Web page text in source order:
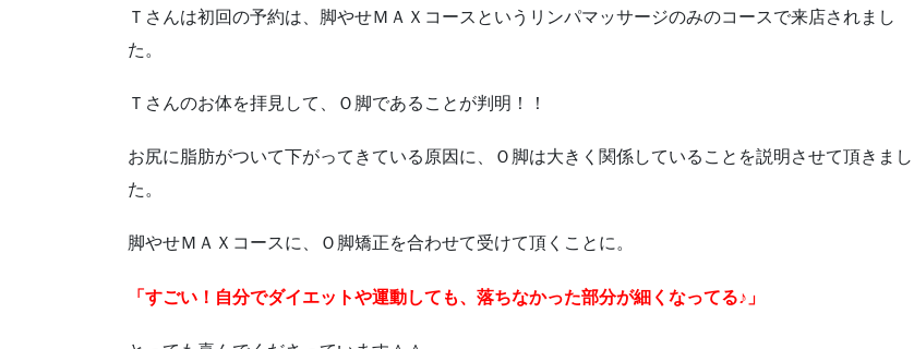
Ｔさんは初回の予約は、脚やせＭＡＸコースというリンパマッサージのみのコースで来店されまし
た。
Ｔさんのお体を拝見して、Ｏ脚であることが判明！！
お尻に脂肪がついて下がってきている原因に、Ｏ脚は大きく関係していることを説明させて頂きまし
た。
脚やせＭＡＸコースに、Ｏ脚矯正を合わせて受けて頂くことに。
「すごい！自分でダイエットや運動しても、落ちなかった部分が細くなってる♪」